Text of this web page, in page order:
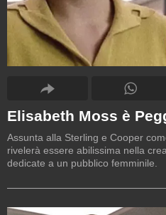
Elisabeth Moss è
Assunta alla Sterling e Cooper
rivelerà essere abilissima nella
dedicate a un pubblico femminile.